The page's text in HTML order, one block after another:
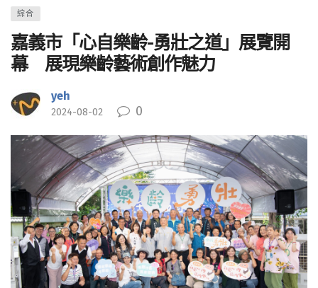
綜合
嘉義市「心自樂齡-勇壯之道」展覽開
幕 展現樂齡藝術創作魅力
yeh
2024-08-02 0